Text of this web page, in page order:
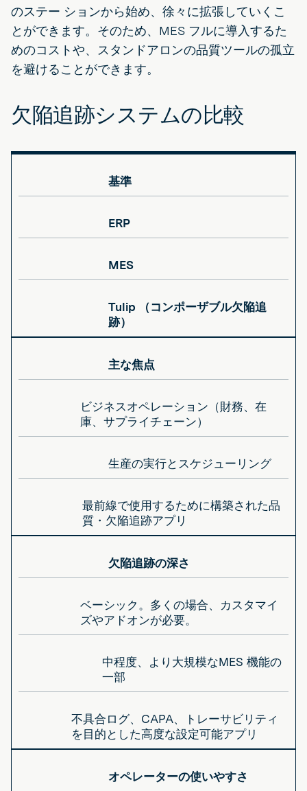
のステー ションから始め、徐々に拡張していくこ
とができます。そのため、MES フルに導入するた
めのコストや、スタンドアロンの品質ツールの孤立
を避けることができます。
欠陥追跡システムの比較
基準
ERP
MES
Tulip （コンポーザブル欠陥追
跡）
主な焦点
ビジネスオペレーション（財務、在
庫、サプライチェーン）
生産の実行とスケジューリング
最前線で使用するために構築された品
質・欠陥追跡アプリ
欠陥追跡の深さ
ベーシック。多くの場合、カスタマイ
ズやアドオンが必要。
中程度、より大規模なMES 機能の
一部
不具合ログ、CAPA、トレーサビリティ
を目的とした高度な設定可能アプリ
オペレーターの使いやすさ